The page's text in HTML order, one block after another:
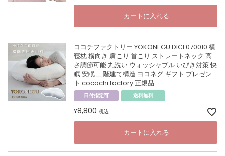
カートに入れる
ココチファクトリー YOKONEGU DICF070010 横
寝枕 横向き 肩こり 首こり ストレートネック 高
さ調節可能 丸洗い ウォッシャブル いびき対策 快
眠 安眠 二階建て構造 ヨコネグ ギフト プレゼン
ト cocochi factory 正規品
日付指定可 送料無料
¥8,800 税込
カートに入れる